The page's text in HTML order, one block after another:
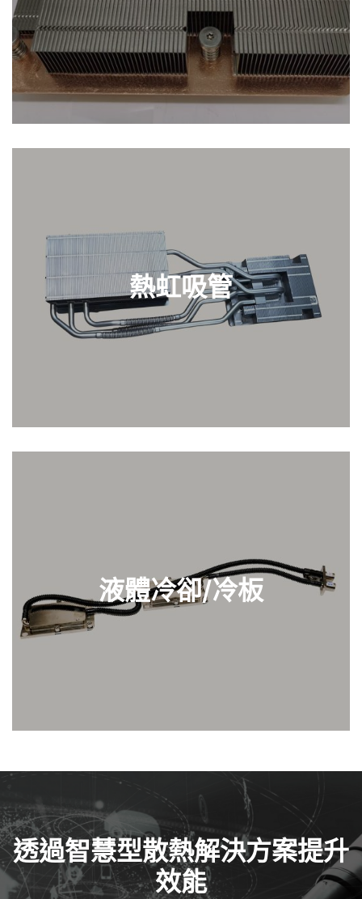
探索
熱虹吸管
液體冷卻/冷板
透過智慧型散熱解決方案提升
效能